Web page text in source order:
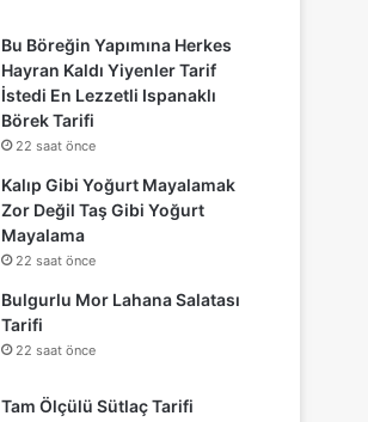
Bu Böreğin Yapımına Herkes
Hayran Kaldı Yiyenler Tarif
İstedi En Lezzetli Ispanaklı
Börek Tarifi
22 saat önce
Kalıp Gibi Yoğurt Mayalamak
Zor Değil Taş Gibi Yoğurt
Mayalama
22 saat önce
Bulgurlu Mor Lahana Salatası
Tarifi
22 saat önce
Tam Ölçülü Sütlaç Tarifi